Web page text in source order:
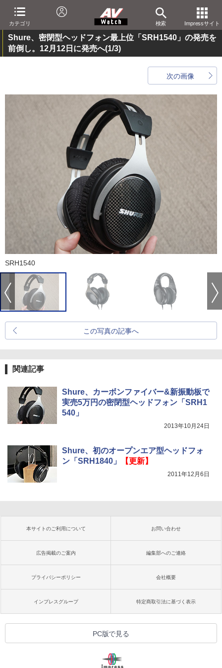
カテゴリ 検索 Impressサイト
Shure、密閉型ヘッドフォン最上位「SRH1540」の発売を
前倒し。12月12日に発売へ(1/3)
次の画像
SRH1540
この写真の記事へ
関連記事
Shure、カーボンファイバー&新振動板で
実売5万円の密閉型ヘッドフォン「SRH1
540」
2013年10月24日
Shure、初のオープンエア型ヘッドフォ
ン「SRH1840」
【更新】
2011年12月6日
本サイトのご利用について お問い合わせ
広告掲載のご案内 編集部へのご連絡
プライバシーポリシー 会社概要
インプレスグループ 特定商取引法に基づく表示
PC版で見る